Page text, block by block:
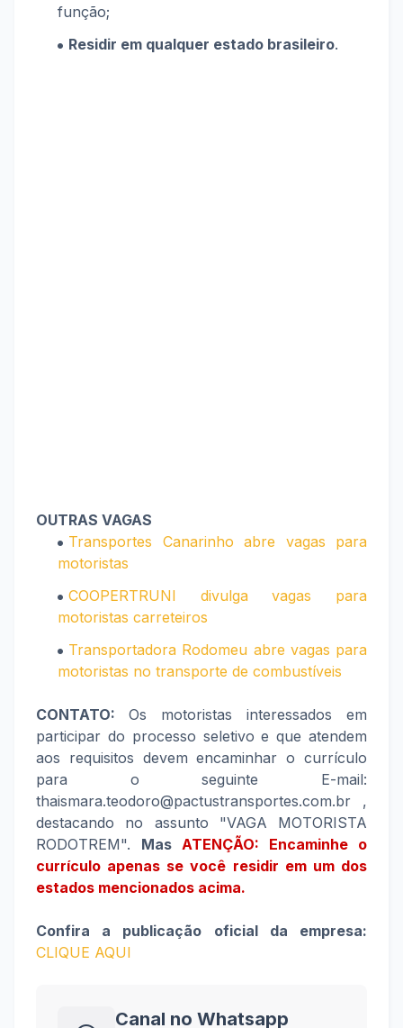
função;
Residir em qualquer estado brasileiro.
OUTRAS VAGAS
Transportes Canarinho abre vagas para
motoristas
COOPERTRUNI divulga vagas para
motoristas carreteiros
Transportadora Rodomeu abre vagas para
motoristas no transporte de combustíveis
CONTATO: Os motoristas interessados em
participar do processo seletivo e que atendem
aos requisitos devem encaminhar o currículo
para o seguinte E-mail:
thaismara.teodoro@pactustransportes.com.br ,
destacando no assunto "VAGA MOTORISTA
RODOTREM". Mas ATENÇÃO: Encaminhe o
currículo apenas se você residir em um dos
estados mencionados acima.
Confira a publicação oficial da empresa:
CLIQUE AQUI
Canal no Whatsapp